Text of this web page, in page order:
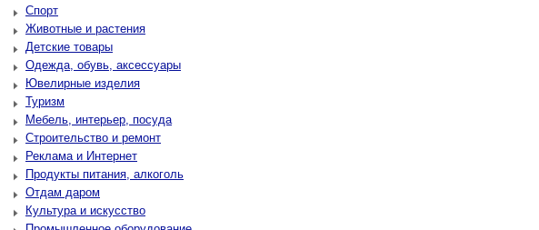
Спорт
Животные и растения
Детские товары
Одежда, обувь, аксессуары
Ювелирные изделия
Туризм
Мебель, интерьер, посуда
Строительство и ремонт
Реклама и Интернет
Продукты питания, алкоголь
Отдам даром
Культура и искусство